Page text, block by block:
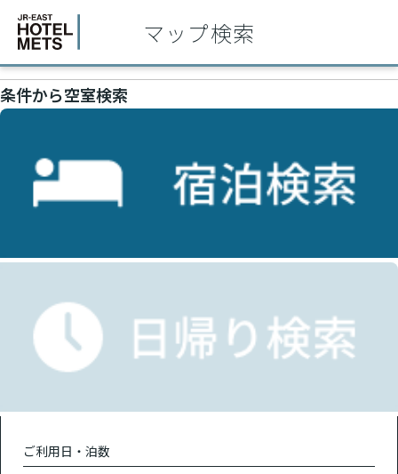
マップ検索
条件から空室検索
ご利用日・泊数